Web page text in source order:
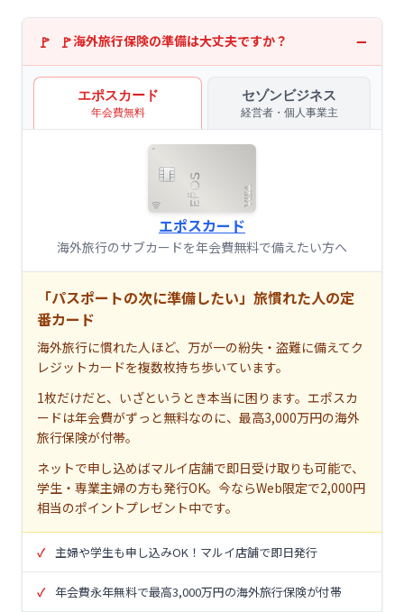
海外旅行保険の準備は大丈夫ですか？
エポスカード
年会費無料
セゾンビジネス
経営者・個人事業主
エポスカード
海外旅行のサブカードを年会費無料で備えたい方へ
「パスポートの次に準備したい」旅慣れた人の定
番カード
海外旅行に慣れた人ほど、万が一の紛失・盗難に備えてク
レジットカードを複数枚持ち歩いています。
1枚だけだと、いざというとき本当に困ります。エポスカ
ードは年会費がずっと無料なのに、最高3,000万円の海外
旅行保険が付帯。
ネットで申し込めばマルイ店舗で即日受け取りも可能で、
学生・専業主婦の方も発行OK。今ならWeb限定で2,000円
相当のポイントプレゼント中です。
主婦や学生も申し込みOK！マルイ店舗で即日発行
年会費永年無料で最高3,000万円の海外旅行保険が付帯